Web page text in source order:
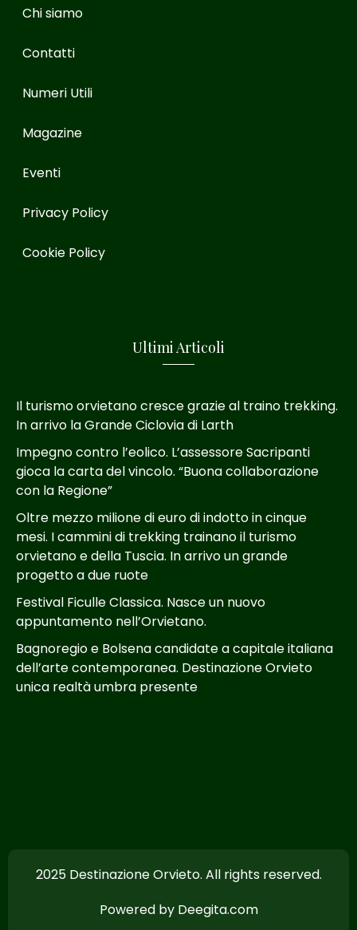
Chi siamo
Contatti
Numeri Utili
Magazine
Eventi
Privacy Policy
Cookie Policy
Ultimi Articoli
Il turismo orvietano cresce grazie al traino trekking.
In arrivo la Grande Ciclovia di Larth
Impegno contro l’eolico. L’assessore Sacripanti
gioca la carta del vincolo. “Buona collaborazione
con la Regione”
Oltre mezzo milione di euro di indotto in cinque
mesi. I cammini di trekking trainano il turismo
orvietano e della Tuscia. In arrivo un grande
progetto a due ruote
Festival Ficulle Classica. Nasce un nuovo
appuntamento nell’Orvietano.
Bagnoregio e Bolsena candidate a capitale italiana
dell’arte contemporanea. Destinazione Orvieto
unica realtà umbra presente
2025 Destinazione Orvieto. All rights reserved.
Powered by Deegita.com